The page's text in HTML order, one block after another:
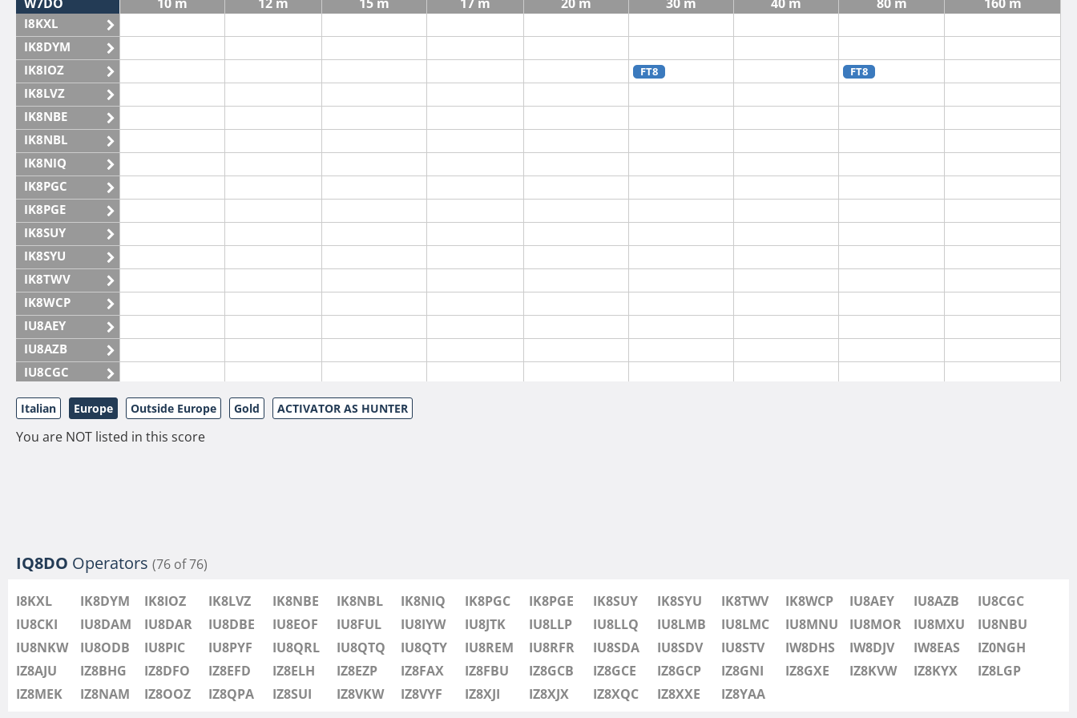
I8KXL
IK8DYM
IK8IOZ
IK8LVZ
IK8NBE
IK8NBL
IK8NIQ
IK8PGC
IK8PGE
IK8SUY
IK8SYU
IK8TWV
IK8WCP
IU8AEY
IU8AZB
IU8CGC
IU8CKI
IU8DAM
IU8DAR
IU8JTK
IU8LLQ
IU8LMB
IU8LMC
IU8MNU
IU8MOR
FT8 FT8
Italian Europe Outside Europe Gold ACTIVATOR AS HUNTER
You are NOT listed in this score
IQ8DO Operators (76 of 76)
I8KXL IK8DYM IK8IOZ IK8LVZ IK8NBE IK8NBL IK8NIQ IK8PGC IK8PGE IK8SUY IK8SYU IK8TWV IK8WCP IU8AEY IU8AZB
IU8CGC
IU8CKI
IU8DAM IU8DAR IU8DBE IU8EOF IU8FUL IU8IYW IU8JTK IU8LLP IU8LLQ IU8LMB IU8LMC IU8MNU IU8MOR IU8MXU
IU8NBU
IU8NKW
IU8ODB IU8PIC IU8PYF IU8QRL IU8QTQ IU8QTY IU8REM IU8RFR IU8SDA IU8SDV IU8STV IW8DHS IW8DJV IW8EAS
IZ0NGH
IZ8AJU
IZ8BHG IZ8DFO IZ8EFD IZ8ELH IZ8EZP IZ8FAX IZ8FBU IZ8GCB IZ8GCE IZ8GCP IZ8GNI IZ8GXE IZ8KVW IZ8KYX
IZ8LGP
IZ8MEK
IZ8NAM IZ8OOZ IZ8QPA IZ8SUI IZ8VKW IZ8VYF IZ8XJI IZ8XJX IZ8XQC IZ8XXE IZ8YAA